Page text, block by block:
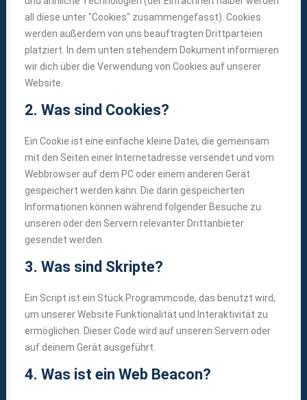
all diese unter "Cookies" zusammengefasst). Cookies
werden außerdem von uns beauftragten Drittparteien
platziert. In dem unten stehendem Dokument informieren
wir dich über die Verwendung von Cookies auf unserer
Website.
2. Was sind Cookies?
Ein Cookie ist eine einfache kleine Datei, die gemeinsam
mit den Seiten einer Internetadresse versendet und vom
Webbrowser auf dem PC oder einem anderen Gerät
gespeichert werden kann. Die darin gespeicherten
Informationen können während folgender Besuche zu
unseren oder den Servern relevanter Drittanbieter
gesendet werden.
3. Was sind Skripte?
Ein Script ist ein Stück Programmcode, das benutzt wird,
um unserer Website Funktionalität und Interaktivität zu
ermöglichen. Dieser Code wird auf unseren Servern oder
auf deinem Gerät ausgeführt.
4. Was ist ein Web Beacon?